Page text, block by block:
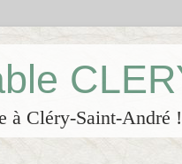
à Cléry-Saint-André !